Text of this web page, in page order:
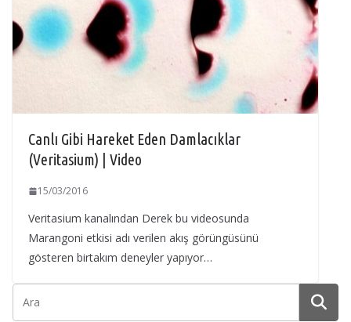
Canlı Gibi Hareket Eden Damlacıklar
(Veritasium) | Video
15/03/2016
Veritasium kanalından Derek bu videosunda
Marangoni etkisi adı verilen akış görüngüsünü
gösteren birtakım deneyler yapıyor…